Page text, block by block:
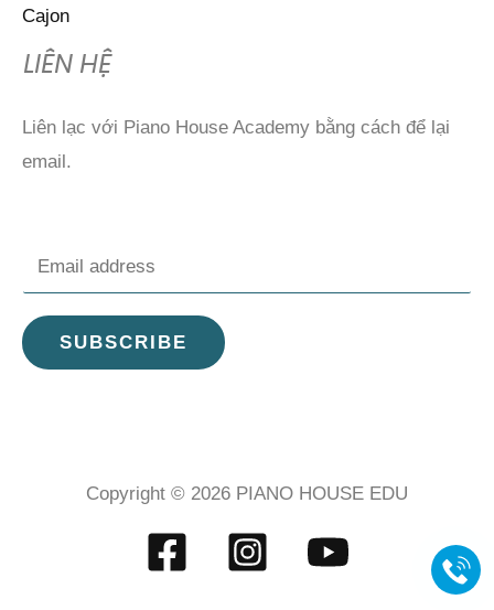
Cajon
LIÊN HỆ
Liên lạc với Piano House Academy bằng cách để lại
email.
m
a
i
SUBSCRIBE
Copyright © 2026 PIANO HOUSE EDU